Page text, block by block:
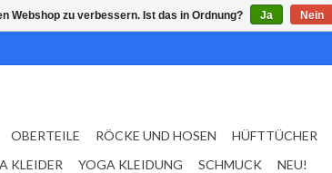
OBERTEILE RÖCKE UND HOSEN HÜFTTÜCHER
KLEIDER
YOGA KLEIDUNG SCHMUCK NEU!
Webshop zu verbessern. Ist das in Ordnung? Ja Nein